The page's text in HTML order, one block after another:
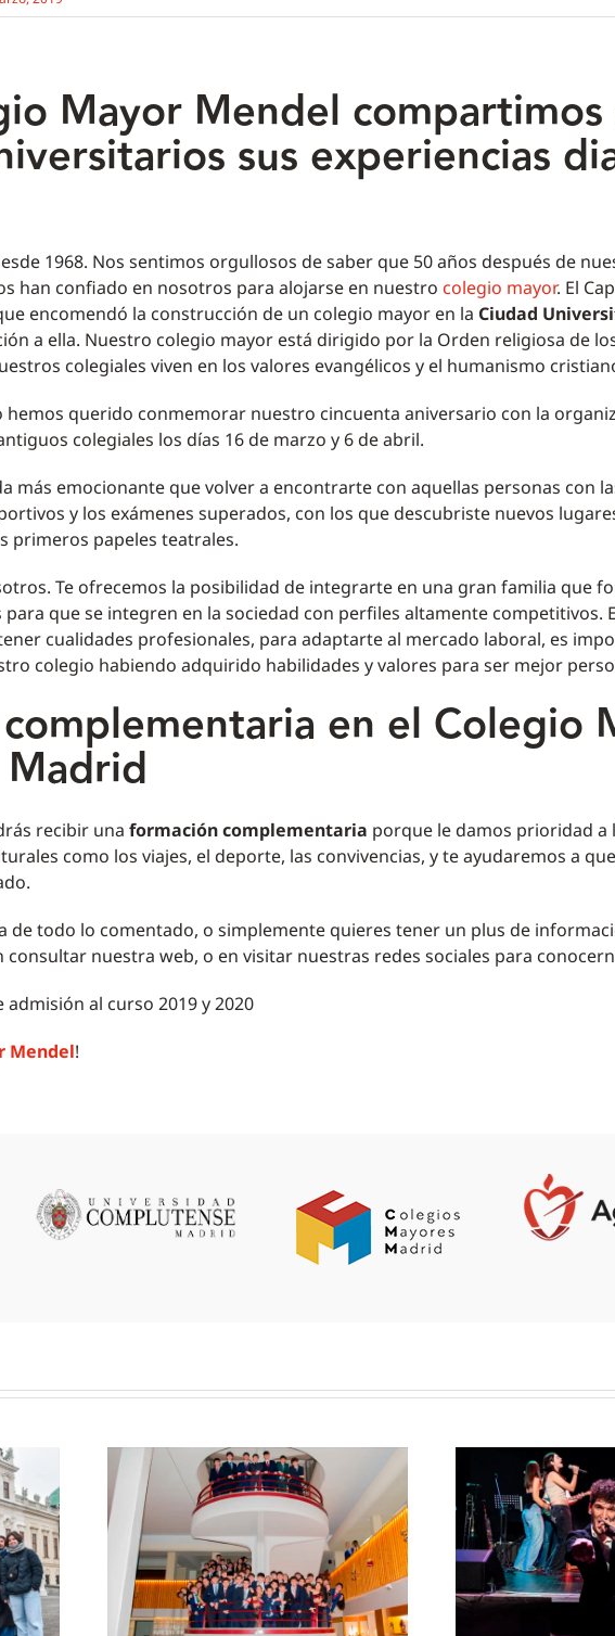
Mayor Mendel compartimos
sus experiencias
1968. Nos sentimos orgullosos de saber que 50 años después de
han confiado en nosotros para alojarse en nuestro colegio mayor. El
encomendó la construcción de un colegio mayor en la Ciudad
a ella. Nuestro colegio mayor está dirigido por la Orden religiosa de
colegiales viven en los valores evangélicos y el humanismo
hemos querido conmemorar nuestro cincuenta aniversario con la
colegiales los días 16 de marzo y 6 de abril.
más emocionante que volver a encontrarte con aquellas personas con
y los exámenes superados, con los que descubriste nuevos
primeros papeles teatrales.
Te ofrecemos la posibilidad de integrarte en una gran familia que
que se integren en la sociedad con perfiles altamente competitivos.
cualidades profesionales, para adaptarte al mercado laboral, es
colegio habiendo adquirido habilidades y valores para ser mejor
en el Colegio
recibir una formación complementaria porque le damos prioridad a
como los viajes, el deporte, las convivencias, y te ayudaremos a
de todo lo comentado, o simplemente quieres tener un plus de
consultar nuestra web, o en visitar nuestras redes sociales para
admisión al curso 2019 y 2020
Mendel!
Concierto de Santa
Cecilia: «Melodías
para recordar»